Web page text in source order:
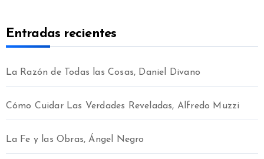
Entradas recientes
La Razón de Todas las Cosas, Daniel Divano
Cómo Cuidar Las Verdades Reveladas, Alfredo Muzzi
La Fe y las Obras, Ángel Negro